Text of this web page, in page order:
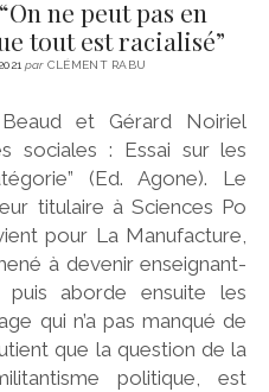
ne peut pas en
tout est racialisé”
parCLÉMENT RABU
et Gérard Noiriel
sociales : Essai sur les
(Ed. Agone). Le
titulaire à Sciences Po
pour La Manufacture,
à devenir enseignant-
aborde ensuite les
qui n’a pas manqué de
que la question de la
politique, est